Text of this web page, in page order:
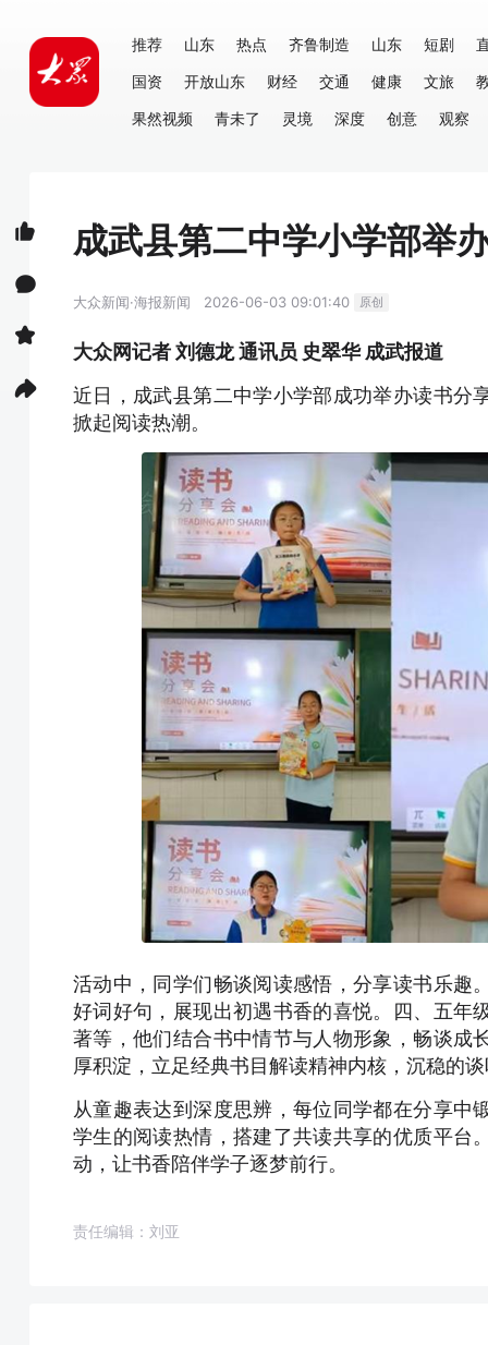
推荐 山东 热点 齐鲁制造 山东 短剧
国资
开放山东 财经 交通 健康 文旅
果然视频
青未了 灵境 深度 创意 观察
成武县第二中学小学部举
大众新闻·海报新闻 2026-06-03 09:01:40 原创
大众网记者 刘德龙 通讯员 史翠华 成武报道
近日，成武县第二中学小学部成功举办读书分
掀起阅读热潮。
活动中，同学们畅谈阅读感悟，分享读书乐趣
好词好句，展现出初遇书香的喜悦。四、五年
著等，他们结合书中情节与人物形象，畅谈成
厚积淀，立足经典书目解读精神内核，沉稳的
从童趣表达到深度思辨，每位同学都在分享中
学生的阅读热情，搭建了共读共享的优质平台
动，让书香陪伴学子逐梦前行。
责任编辑：刘亚